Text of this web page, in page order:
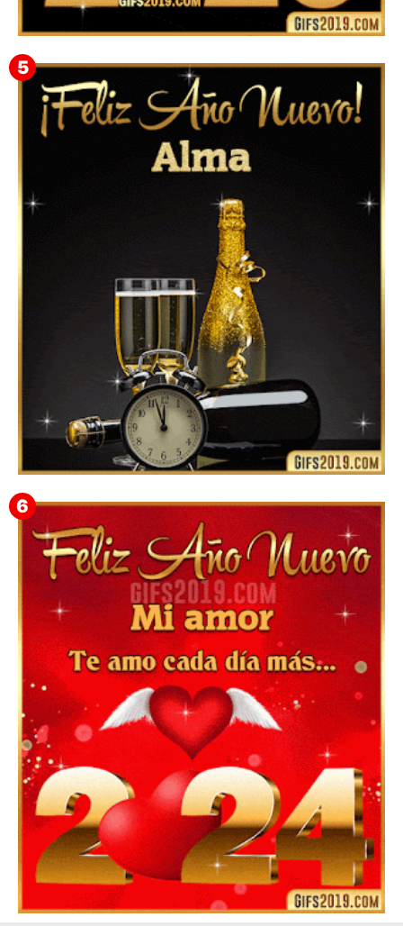
▷ Happy New Year 2026 GiF 【º‿º】
Feliz Año Nuevo Alma